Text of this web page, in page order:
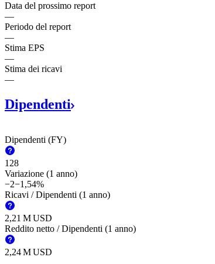
Data del prossimo report
—
Periodo del report
—
Stima EPS
—
Stima dei ricavi
—
Dipendenti
Dipendenti (FY)
128
Variazione (1 anno)
−2−1,54%
Ricavi / Dipendenti (1 anno)
‪2,21 M‬USD
Reddito netto / Dipendenti (1 anno)
‪2,24 M‬USD